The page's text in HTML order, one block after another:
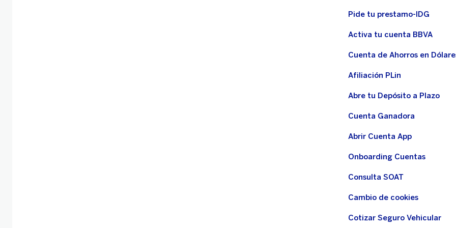
Pide tu prestamo-IDG
Activa tu cuenta BBVA
Cuenta de Ahorros en
Afiliación PLin
Abre tu Depósito a Plazo
Cuenta Ganadora
Abrir Cuenta App
Onboarding Cuentas
Consulta SOAT
Cambio de cookies
Cotizar Seguro Vehicular